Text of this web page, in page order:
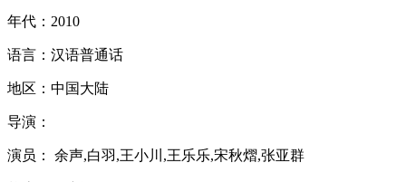
年代： 2010
语言： 汉语普通话
地区： 中国大陆
导演：
演员： 余声,白羽,王小川,王乐乐,宋秋熠,张亚群